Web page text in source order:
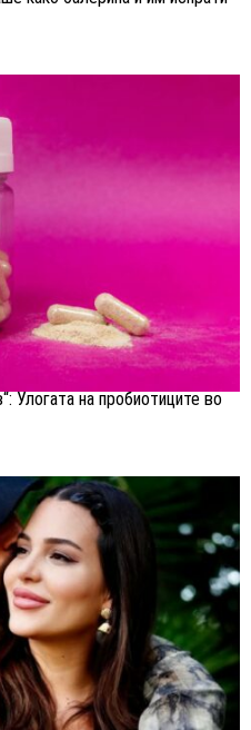
Улогата на пробиотиците во